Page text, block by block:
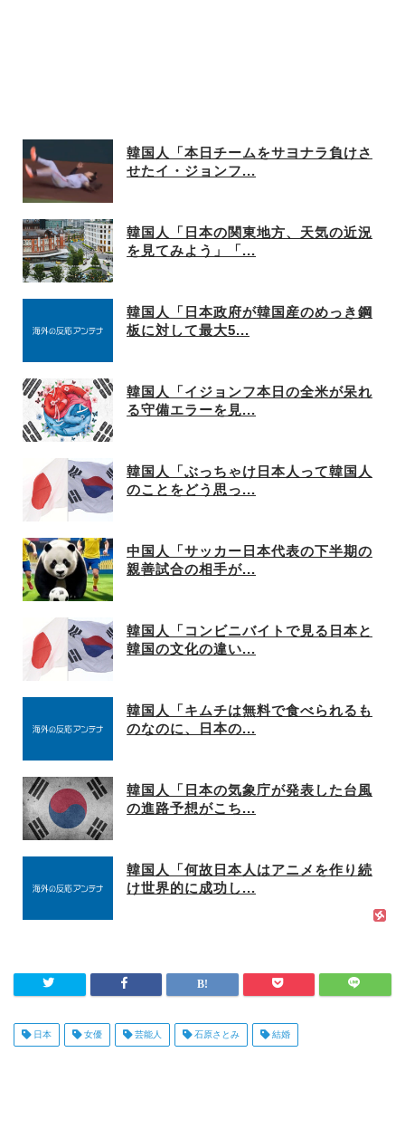
韓国人「本日チームをサヨナラ負けさ
せたイ・ジョンフ...
韓国人「日本の関東地方、天気の近況
を見てみよう」「...
韓国人「日本政府が韓国産のめっき鋼
板に対して最大5...
韓国人「イジョンフ本日の全米が呆れ
る守備エラーを見...
韓国人「ぶっちゃけ日本人って韓国人
のことをどう思っ...
中国人「サッカー日本代表の下半期の
親善試合の相手が...
韓国人「コンビニバイトで見る日本と
韓国の文化の違い...
韓国人「キムチは無料で食べられるも
のなのに、日本の...
韓国人「日本の気象庁が発表した台風
の進路予想がこち...
韓国人「何故日本人はアニメを作り続
け世界的に成功し...
日本 女優 芸能人 石原さとみ 結婚